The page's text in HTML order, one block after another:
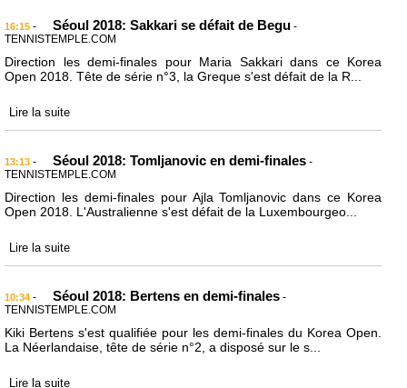
16:15 - Séoul 2018: Sakkari se défait de Begu -
TENNISTEMPLE.COM
Direction les demi-finales pour Maria Sakkari dans ce Korea
Open 2018. Tête de série n°3, la Greque s'est défait de la R...
Lire la suite
13:13 - Séoul 2018: Tomljanovic en demi-finales -
TENNISTEMPLE.COM
Direction les demi-finales pour Ajla Tomljanovic dans ce Korea
Open 2018. L'Australienne s'est défait de la Luxembourgeo...
Lire la suite
10:34 - Séoul 2018: Bertens en demi-finales -
TENNISTEMPLE.COM
Kiki Bertens s'est qualifiée pour les demi-finales du Korea Open.
La Néerlandaise, tête de série n°2, a disposé sur le s...
Lire la suite